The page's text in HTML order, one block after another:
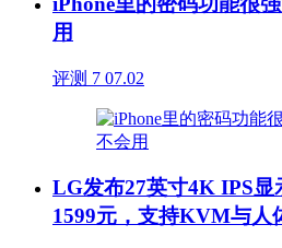
用
评测 7 07.02
LG发布27英寸4K IPS显
1599元，支持KVM与人